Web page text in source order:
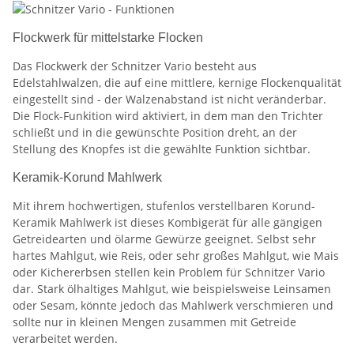
Flockwerk für mittelstarke Flocken
Das Flockwerk der Schnitzer Vario besteht aus
Edelstahlwalzen, die auf eine mittlere, kernige Flockenqualität
eingestellt sind - der Walzenabstand ist nicht veränderbar.
Die Flock-Funkition wird aktiviert, in dem man den Trichter
schließt und in die gewünschte Position dreht, an der
Stellung des Knopfes ist die gewählte Funktion sichtbar.
Keramik-Korund Mahlwerk
Mit ihrem hochwertigen, stufenlos verstellbaren Korund-
Keramik Mahlwerk ist dieses Kombigerät für alle gängigen
Getreidearten und ölarme Gewürze geeignet. Selbst sehr
hartes Mahlgut, wie Reis, oder sehr großes Mahlgut, wie Mais
oder Kichererbsen stellen kein Problem für Schnitzer Vario
dar. Stark ölhaltiges Mahlgut, wie beispielsweise Leinsamen
oder Sesam, könnte jedoch das Mahlwerk verschmieren und
sollte nur in kleinen Mengen zusammen mit Getreide
verarbeitet werden.